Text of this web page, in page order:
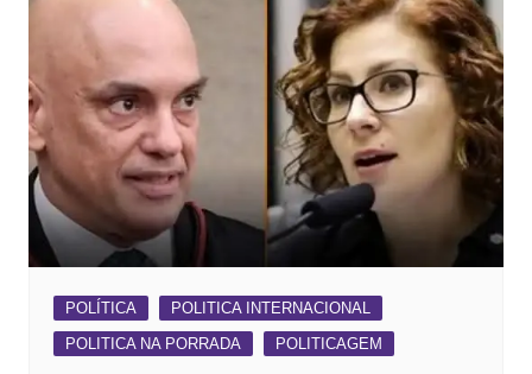
POLÍTICA
POLITICA INTERNACIONAL
POLITICA NA PORRADA
POLITICAGEM